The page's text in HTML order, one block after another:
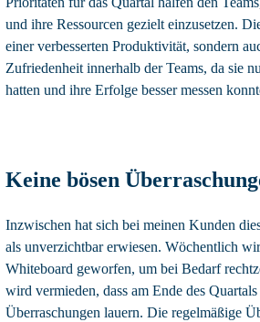
und ihre Ressourcen gezielt einzusetzen.
einer verbesserten Produktivität, sondern
Zufriedenheit innerhalb der Teams, da sie
hatten und ihre Erfolge besser messen
Keine bösen
Inzwischen hat sich bei meinen Kunden
als unverzichtbar erwiesen. Wöchentlich
Whiteboard geworfen, um bei Bedarf
wird vermieden, dass am Ende des
Überraschungen lauern. Die regelmäßige